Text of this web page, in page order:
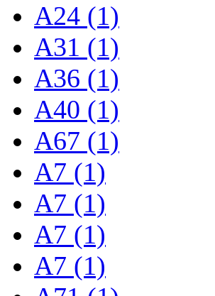
A24 (1)
A31 (1)
A36 (1)
A40 (1)
A67 (1)
A7 (1)
A7 (1)
A7 (1)
A7 (1)